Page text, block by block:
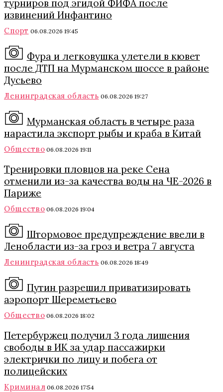
турниров под эгидой ФИФА после
извинений Инфантино
Спорт 06.08.2026 19:45
Фура и легковушка улетели в кювет
после ДТП на Мурманском шоссе в районе
Дусьево
Ленинградская область 06.08.2026 19:27
Мурманская область в четыре раза
нарастила экспорт рыбы и краба в Китай
Общество 06.08.2026 19:11
Тренировки пловцов на реке Сена
отменили из-за качества воды на ЧЕ-2026 в
Париже
Общество 06.08.2026 19:04
Штормовое предупреждение ввели в
Ленобласти из-за гроз и ветра 7 августа
Ленинградская область 06.08.2026 18:49
Путин разрешил приватизировать
аэропорт Шереметьево
Общество 06.08.2026 18:02
Петербуржец получил 3 года лишения
свободы в ИК за удар пассажирки
электрички по лицу и побега от
полицейских
Криминал 06.08.2026 17:54